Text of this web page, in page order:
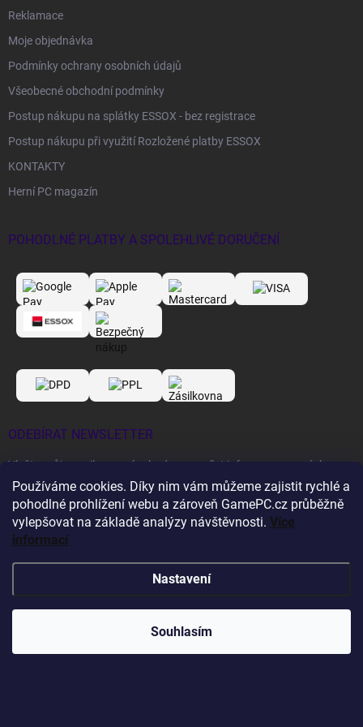
Používáme cookies. Díky nim vám můžeme zajistit rychlé a
pohodlné prohlížení webu a zároveň GamePC.cz průběžně
vylepšovat na základě analýzy návštěvnosti. Více
informací
Nastavení
Souhlasím
Reklamace
Moje objednávka
Podmínky ochrany osobních údajů
Všeobecné obchodní podmínky
Postup nákupu na splátky ESSOX - bez registrace
Postup nákupu při využití Rozložené platby ESSOX
KONTAKTY
Herní PC magazín
POHODLNÉ PLATBY A SPOLEHLIVÉ DORUČENÍ
ODEBÍRAT NEWSLETTER
Vložte svůj e-mail a my vám budeme zasílat informace o nových
produktech na našem e-shopu.
E-MAIL
Vložením e-mailu souhlasíte spodmínkami ochrany osobních údajů